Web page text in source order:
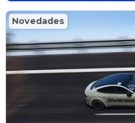
Novedades